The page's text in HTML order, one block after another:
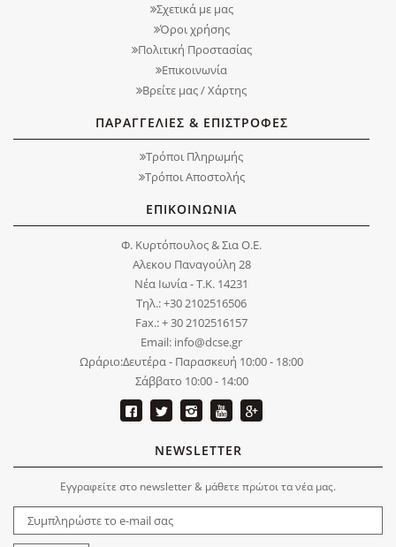
Σχετικά με μας
Όροι χρήσης
Πολιτική Προστασίας
Επικοινωνία
Βρείτε μας / Χάρτης
ΠΑΡΑΓΓΕΛΙΕΣ & ΕΠΙΣΤΡΟΦΕΣ
Τρόποι Πληρωμής
Τρόποι Αποστολής
ΕΠΙΚΟΙΝΩΝΙΑ
Φ. Κυρτόπουλος & Σια Ο.Ε.
Αλεκου Παναγούλη 28
Νέα Ιωνία - Τ.Κ. 14231
Τηλ.: +30 2102516506
Fax.: + 30 2102516157
Email: info@dcse.gr
Ωράριο:Δευτέρα - Παρασκευή 10:00 - 18:00
Σάββατο 10:00 - 14:00
NEWSLETTER
Εγγραφείτε στο newsletter & μάθετε πρώτοι τα νέα μας.